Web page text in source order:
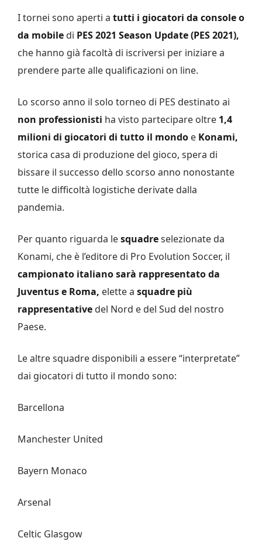
I tornei sono aperti a tutti i giocatori da console o
da mobile di PES 2021 Season Update (PES 2021),
che hanno già facoltà di iscriversi per iniziare a
prendere parte alle qualificazioni on line.
Lo scorso anno il solo torneo di PES destinato ai
non professionisti ha visto partecipare oltre 1,4
milioni di giocatori di tutto il mondo e Konami,
storica casa di produzione del gioco, spera di
bissare il successo dello scorso anno nonostante
tutte le difficoltà logistiche derivate dalla
pandemia.
Per quanto riguarda lesquadreselezionate da
Konami, che è l’editore di Pro Evolution Soccer, il
campionato italiano sarà rappresentato da
Juventus e Roma, elette a squadre più
rappresentative del Nord e del Sud del nostro
Paese.
Le altre squadre disponibili a essere “interpretate”
dai giocatori di tutto il mondo sono:
Barcellona
Manchester United
Bayern Monaco
Arsenal
Celtic Glasgow